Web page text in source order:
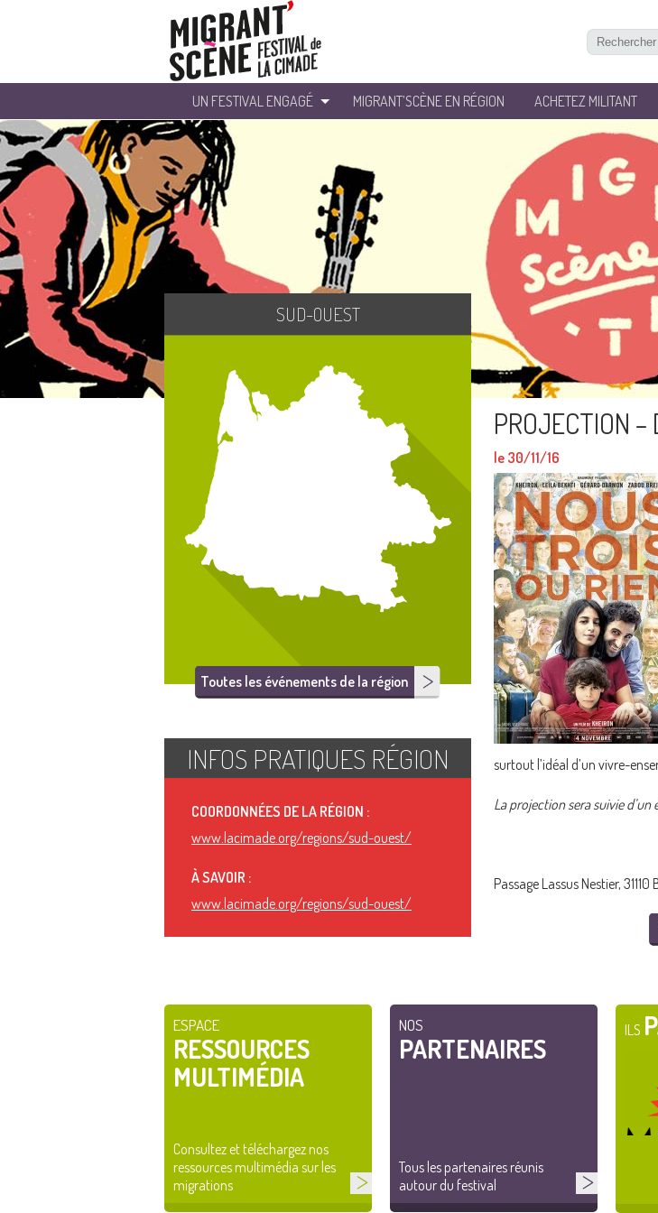
UN FESTIVAL ENGAGÉ MIGRANT’SCÈNE EN RÉGION ACHETEZ MILITANT
PROJECTION –
le 30/11/16
surtout l’idéal d’un vivre-
La projection sera suivie d’un
Passage Lassus Nestier,
SUD-OUEST
Toutes les événements de la région
INFOS PRATIQUES RÉGION
COORDONNÉES DE LA RÉGION :
www.lacimade.org/regions/sud-ouest/
À SAVOIR :
www.lacimade.org/regions/sud-ouest/
ESPACE
RESSOURCES
MULTIMÉDIA
Consultez et téléchargez nos
ressources multimédia sur les
migrations
NOS
PARTENAIRES
Tous les partenaires réunis
autour du festival
ILS